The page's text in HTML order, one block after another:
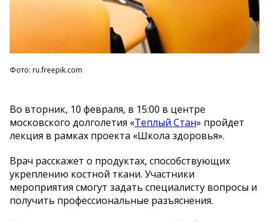
Фото: ru.freepik.com
Во вторник, 10 февраля, в 15:00 в центре
московского долголетия «Теплый Стан» пройдет
лекция в рамках проекта «Школа здоровья».
Врач расскажет о продуктах, способствующих
укреплению костной ткани. Участники
мероприятия смогут задать специалисту вопросы и
получить профессиональные разъяснения.